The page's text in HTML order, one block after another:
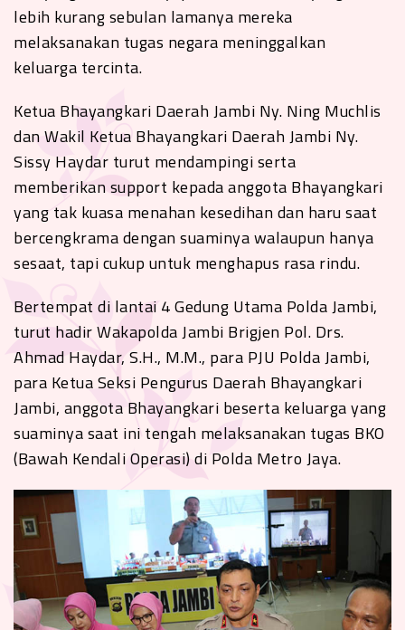
lebih kurang sebulan lamanya mereka
melaksanakan tugas negara meninggalkan
keluarga tercinta.
Ketua Bhayangkari Daerah Jambi Ny. Ning Muchlis
dan Wakil Ketua Bhayangkari Daerah Jambi Ny.
Sissy Haydar turut mendampingi serta
memberikan support kepada anggota Bhayangkari
yang tak kuasa menahan kesedihan dan haru saat
bercengkrama dengan suaminya walaupun hanya
sesaat, tapi cukup untuk menghapus rasa rindu.
Bertempat di lantai 4 Gedung Utama Polda Jambi,
turut hadir Wakapolda Jambi Brigjen Pol. Drs.
Ahmad Haydar, S.H., M.M., para PJU Polda Jambi,
para Ketua Seksi Pengurus Daerah Bhayangkari
Jambi, anggota Bhayangkari beserta keluarga yang
suaminya saat ini tengah melaksanakan tugas BKO
(Bawah Kendali Operasi) di Polda Metro Jaya.